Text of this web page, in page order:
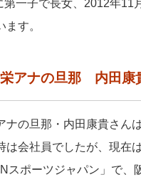
第一子で長女、2012年11
ます。
アナの旦那 内田康
ナの旦那・内田康貴さん
は会社員でしたが、現在
スポーツジャパン」で、